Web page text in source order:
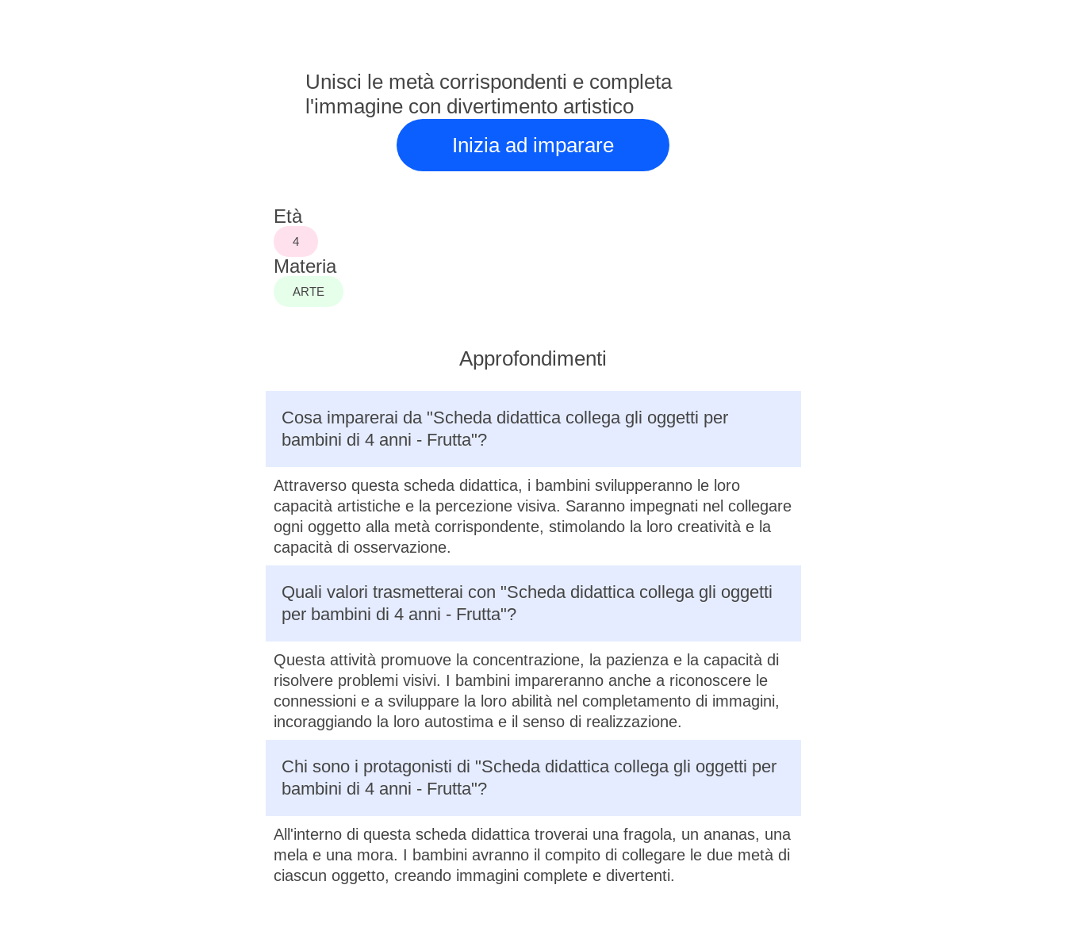
Unisci le metà corrispondenti e completa
l'immagine con divertimento artistico
Inizia ad imparare
Età
4
Materia
ARTE
Approfondimenti
Cosa imparerai da "Scheda didattica collega gli oggetti per
bambini di 4 anni - Frutta"?
Attraverso questa scheda didattica, i bambini svilupperanno le loro
capacità artistiche e la percezione visiva. Saranno impegnati nel collegare
ogni oggetto alla metà corrispondente, stimolando la loro creatività e la
capacità di osservazione.
Quali valori trasmetterai con "Scheda didattica collega gli oggetti
per bambini di 4 anni - Frutta"?
Questa attività promuove la concentrazione, la pazienza e la capacità di
risolvere problemi visivi. I bambini impareranno anche a riconoscere le
connessioni e a sviluppare la loro abilità nel completamento di immagini,
incoraggiando la loro autostima e il senso di realizzazione.
Chi sono i protagonisti di "Scheda didattica collega gli oggetti per
bambini di 4 anni - Frutta"?
All'interno di questa scheda didattica troverai una fragola, un ananas, una
mela e una mora. I bambini avranno il compito di collegare le due metà di
ciascun oggetto, creando immagini complete e divertenti.